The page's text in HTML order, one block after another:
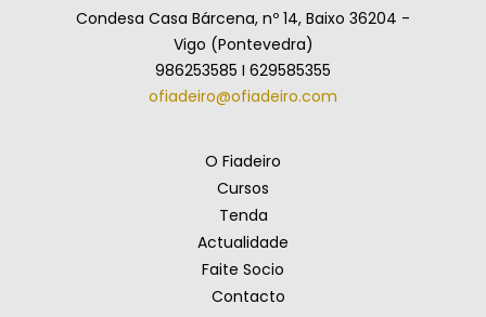
Condesa Casa Bárcena, nº 14, Baixo 36204 -
Vigo (Pontevedra)
986253585 I 629585355
ofiadeiro@ofiadeiro.com
O Fiadeiro
Cursos
Tenda
Actualidade
Faite Socio
Contacto